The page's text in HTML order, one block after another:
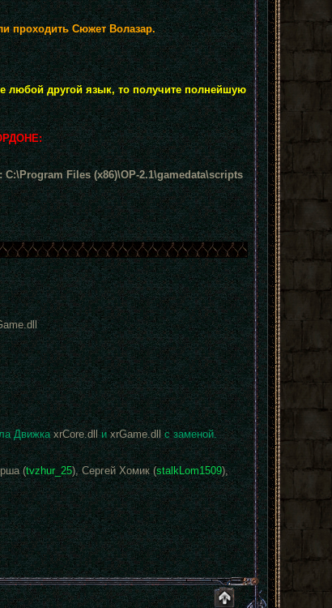
проходить Сюжет Волазар.
любой другой язык, то получите полнейшую
C:\Program Files (x86)\OP-2.1\gamedata\scripts
ДвижкаxrCore.dllиxrGame.dllс заменой.
(tvzhur_25), Сергей Хомик (stalkLom1509),